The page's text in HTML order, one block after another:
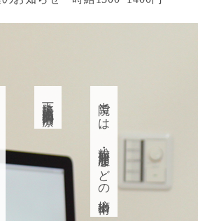
ンザワクチン開始いたします（予
）2名 時給2,000円（8/20にて終了
ての問い合わせメールアドレスを
のネット予約はできません
外来のみとなります（他の曜日も粉
容が一部変更となります。
処方から院外処方へ変更します
当院では、粉瘤・脂肪腫などの摘出術や
下肢静脈瘤血管内治療の